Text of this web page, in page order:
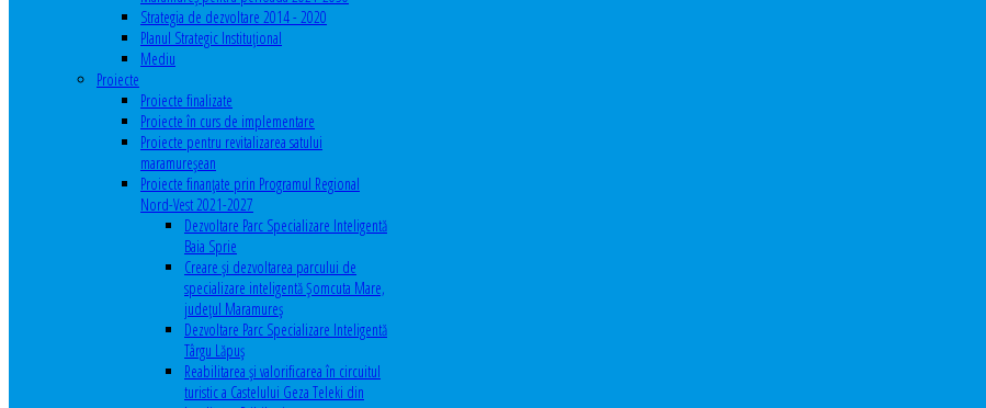
Strategia de dezvoltare 2014 - 2020
Planul Strategic Instituţional
Mediu
Proiecte
Proiecte finalizate
Proiecte în curs de implementare
Proiecte pentru revitalizarea satului
maramureşean
Proiecte finanțate prin Programul Regional
Nord-Vest 2021-2027
Dezvoltare Parc Specializare Inteligentă
Baia Sprie
Creare și dezvoltarea parcului de
specializare inteligentă Șomcuta Mare,
județul Maramureș
Dezvoltare Parc Specializare Inteligentă
Târgu Lăpuș
Reabilitarea și valorificarea în circuitul
turistic a Castelului Geza Teleki din